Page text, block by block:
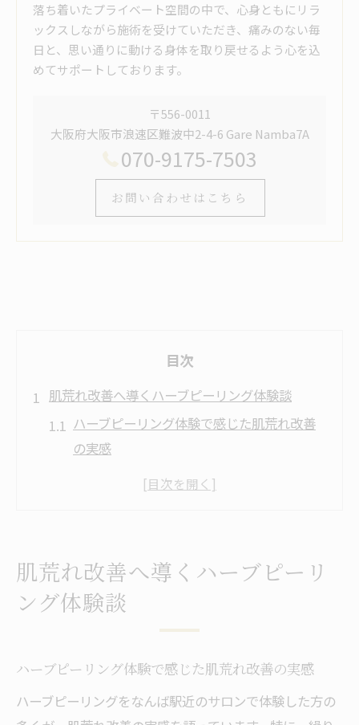
落ち着いたプライベート空間の中で、心身ともにリラ
ックスしながら施術を受けていただき、痛みのない毎
日と、思い通りに動ける身体を取り戻せるよう心を込
めてサポートしております。
〒556-0011
大阪府大阪市浪速区難波中2-4-6 Gare Namba7A
070-9175-7503
お問い合わせはこちら
目次
肌荒れ改善へ導くハーブピーリング体験談
ハーブピーリング体験で感じた肌荒れ改善
の実感
実際の肌荒れ悩みにハーブピーリングは有
肌荒れが改善した理由とハーブピーリング
の役割
ハーブピーリングで肌の変化を実感した瞬
通いやすいなんば駅でハーブピーリング体
肌荒れ改善へ導くハーブピーリ
ング体験談
ハーブピーリング体験で感じた肌荒れ改善の実感
ハーブピーリングをなんば駅近のサロンで体験した方の